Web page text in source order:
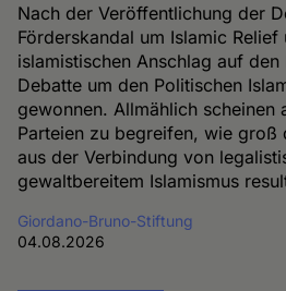
Nach der Veröffentlichung der
Förderskandal um Islamic Relief
islamistischen Anschlag auf
Debatte um den Politischen
gewonnen. Allmählich scheinen
Parteien zu begreifen, wie groß
aus der Verbindung von
gewaltbereitem Islamismus
Giordano-Bruno-Stiftung
04.08.2026